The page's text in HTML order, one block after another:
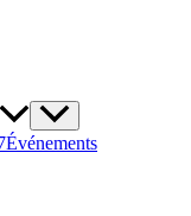
Événements